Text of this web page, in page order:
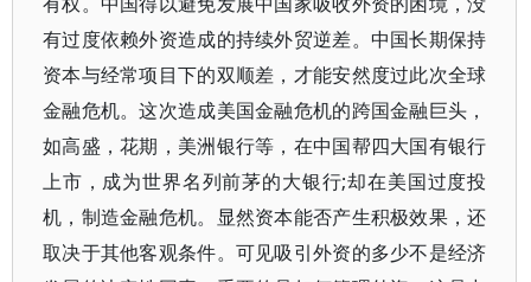
有过度依赖外资造成的持续外贸逆差。中国长期保持
资本与经常项目下的双顺差，才能安然度过此次全球
金融危机。这次造成美国金融危机的跨国金融巨头，
如高盛，花期，美洲银行等，在中国帮四大国有银行
上市，成为世界名列前茅的大银行;却在美国过度投
机，制造金融危机。显然资本能否产生积极效果，还
取决于其他客观条件。可见吸引外资的多少不是经济